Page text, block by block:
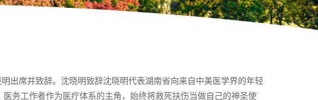
出席并致辞。沈晓明致辞沈晓明代表湖南省向来自中美医学界的年轻
务工作者作为医疗体系的主角，始终将救死扶伤当做自己的神圣使